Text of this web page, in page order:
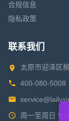
合规信息
隐私政策
联系我们
太原市迎泽区
400-080-5008
周一至周日